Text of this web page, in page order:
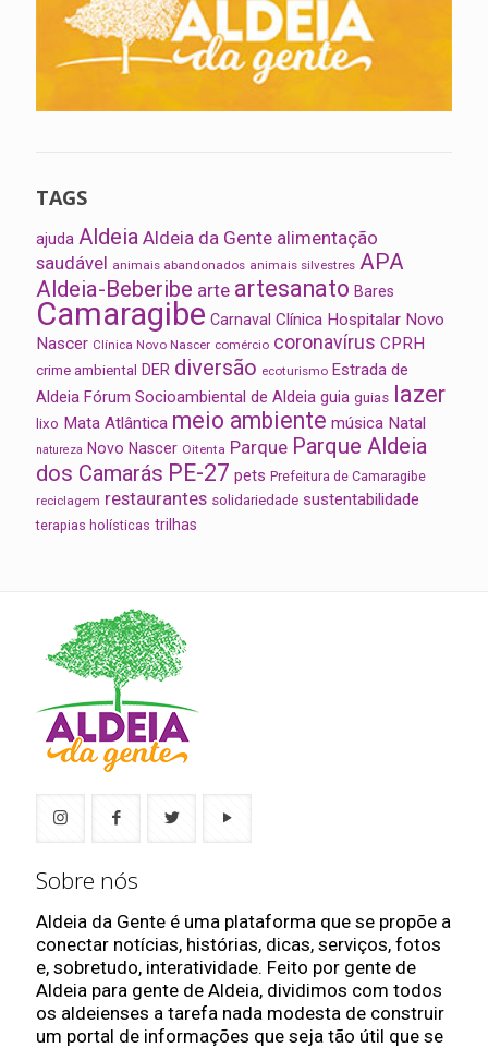
TAGS
ajuda Aldeia Aldeia da Gente alimentação
saudável animais abandonados animais silvestres APA
Aldeia-Beberibe arte artesanato Bares
Camaragibe Carnaval Clínica Hospitalar Novo
Nascer Clínica Novo Nascer comércio coronavírus CPRH
crime ambiental DER diversão ecoturismo Estrada de
Aldeia Fórum Socioambiental de Aldeia guia guias lazer
lixo Mata Atlântica meio ambiente música Natal
natureza Novo Nascer Oitenta Parque Parque Aldeia
dos Camarás PE-27 pets Prefeitura de Camaragibe
reciclagem restaurantes solidariedade sustentabilidade
terapias holísticas trilhas
Sobre nós
Aldeia da Gente é uma plataforma que se propõe a
conectar notícias, histórias, dicas, serviços, fotos
e, sobretudo, interatividade. Feito por gente de
Aldeia para gente de Aldeia, dividimos com todos
os aldeienses a tarefa nada modesta de construir
um portal de informações que seja tão útil que se